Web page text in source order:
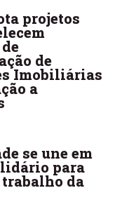
projetos
de
Imobiliárias
a
se une em
para
da